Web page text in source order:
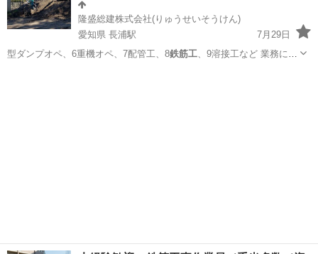
隆盛総建株式会社(りゅうせいそうけん)
愛知県 長浦駅
7月29日
型ダンプオペ、6重機オペ、7配管工、8鉄筋工、9溶接工など 業務によ